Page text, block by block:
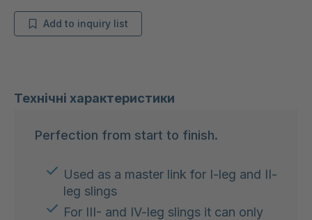
Технічні характеристики
Perfection from start to finish.
Used as a master link for I-leg and II-
leg slings
For III- and IV-leg slings it can only
Add to inquiry list